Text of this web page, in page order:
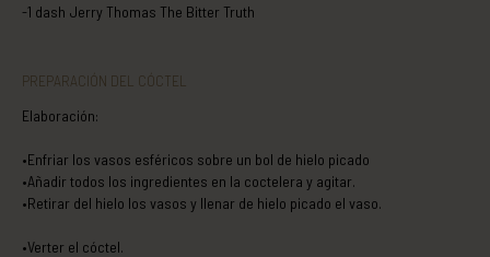
-1 dash Jerry Thomas The Bitter Truth
PREPARACIÓN DEL CÓCTEL
Elaboración:
•Enfriar los vasos esféricos sobre un bol de hielo picado
•Añadir todos los ingredientes en la coctelera y agitar.
•Retirar del hielo los vasos y llenar de hielo picado el vaso.
•Verter el cóctel.